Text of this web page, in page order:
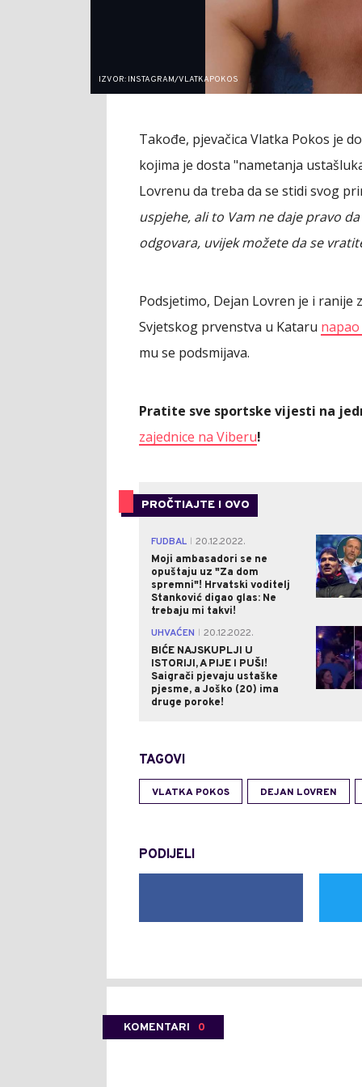
IZVOR: INSTAGRAM/VLATKAPOKOS
Takođe, pjevačica Vlatka Pokos je
kojima je dosta "nametanja
Lovrenu da treba da se stidi svog
uspjehe, ali to Vam ne daje pravo
odgovara, uvijek možete da se
Podsjetimo, Dejan Lovren je i ranije
Svjetskog prvenstva u Kataru
mu se podsmijava.
Pratite sve sportske vijesti na
zajednice na Viberu!
PROČTIAJTE I OVO
FUDBAL
20.12.2022.
Moji ambasadori se ne
opuštaju uz "Za dom
spremni"! Hrvatski voditelj
Stanković digao glas: Ne
trebaju mi takvi!
UHVAĆEN
20.12.2022.
BIĆE NAJSKUPLJI U
ISTORIJI, A PIJE I PUŠI!
Saigrači pjevaju ustaške
pjesme, a Joško (20) ima
druge poroke!
TAGOVI
VLATKA POKOS DEJAN LOVREN
PODIJELI
KOMENTARI 0